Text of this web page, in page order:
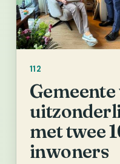
112
met twee
inwoners